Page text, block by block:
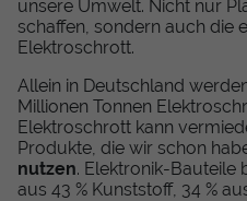
unsere Umwelt. Nicht nur
schaffen, sondern auch die
Elektroschrott.
Allein in Deutschland
Millionen Tonnen
Elektroschrott kann
Produkte, die wir schon
nutzen. Elektronik-Bauteile
aus 43 % Kunststoff, 34 %